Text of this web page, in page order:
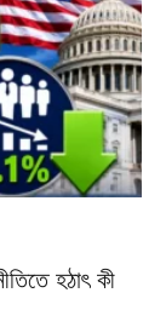
হঠাৎ কী